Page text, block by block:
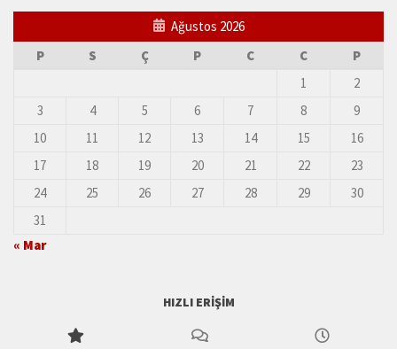
Ağustos 2026
P
S Ç P C C
P
1
2
3
4 5 6 7 8
9
10
11 12 13 14 15
16
17
18 19 20 21 22
23
24
25 26 27 28 29
30
31
« Mar
HIZLI ERIŞIM